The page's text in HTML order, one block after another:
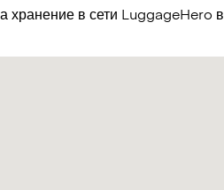
хранение в сети LuggageHero